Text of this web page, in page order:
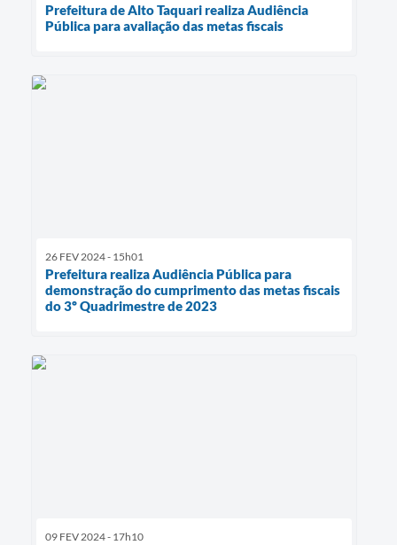
Prefeitura de Alto Taquari realiza Audiência
Pública para avaliação das metas fiscais
26 FEV 2024 - 15h01
Prefeitura realiza Audiência Pública para
demonstração do cumprimento das metas fiscais
do 3º Quadrimestre de 2023
09 FEV 2024 - 17h10